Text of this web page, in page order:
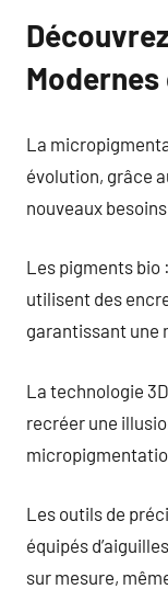
Modernes
La
évolution, grâce
nouveaux
Les pigments bio
utilisent des
garantissant une
La technologie
recréer une
Les outils de
équipés
sur mesure,